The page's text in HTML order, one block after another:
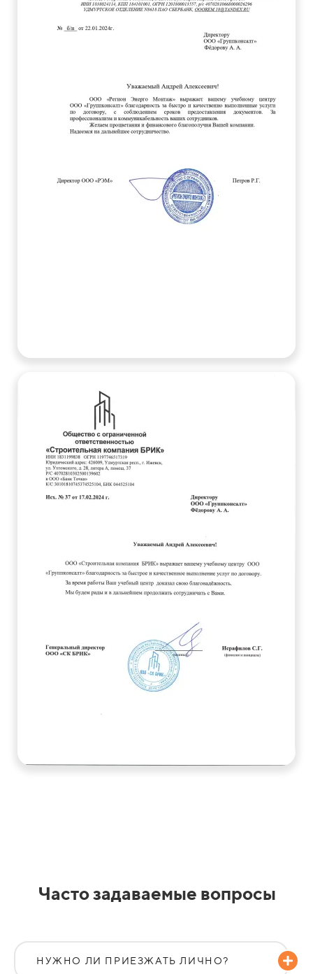
Часто задаваемые вопросы
НУЖНО ЛИ ПРИЕЗЖАТЬ ЛИЧНО?